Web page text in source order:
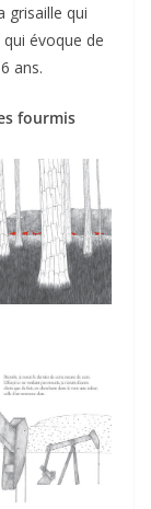
grisaille qui
évoque de
ans.
fourmis